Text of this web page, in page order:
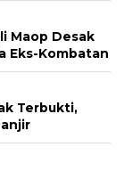
Maop Desak
Eks-Kombatan
Terbukti,